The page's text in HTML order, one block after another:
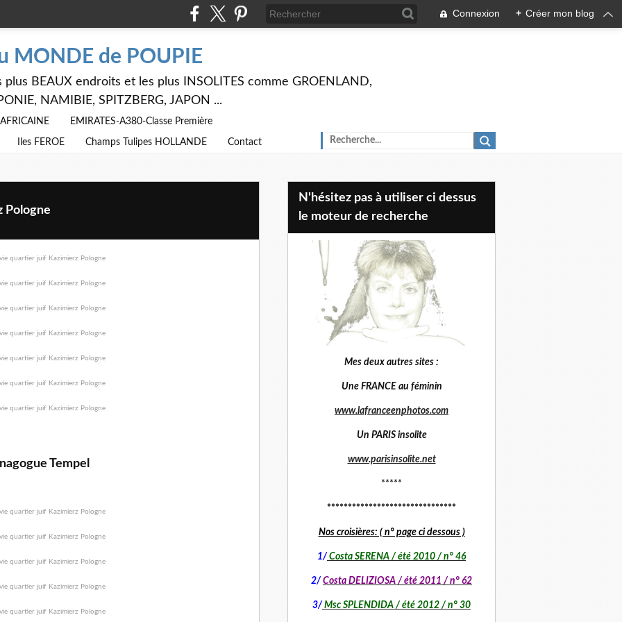
Connexion + Créer mon blog
MONDE de POUPIE
plus BEAUX endroits et les plus INSOLITES comme GROENLAND,
NAMIBIE, SPITZBERG, JAPON ...
EMIRATES-A380-Classe Première
Iles FEROE Champs Tulipes HOLLANDE Contact
Pologne
Tempel
N'hésitez pas à utiliser ci dessus
le moteur de recherche
Mes deux autres sites :
Une FRANCE au féminin
www.lafranceenphotos.com
Un PARIS insolite
www.parisinsolite.net
*****
*******************************
Nos croisières: ( n° page ci dessous )
1/ Costa SERENA / été 2010 / n° 46
2/ Costa DELIZIOSA / été 2011 / n° 62
3/ Msc SPLENDIDA / été 2012 / n° 30